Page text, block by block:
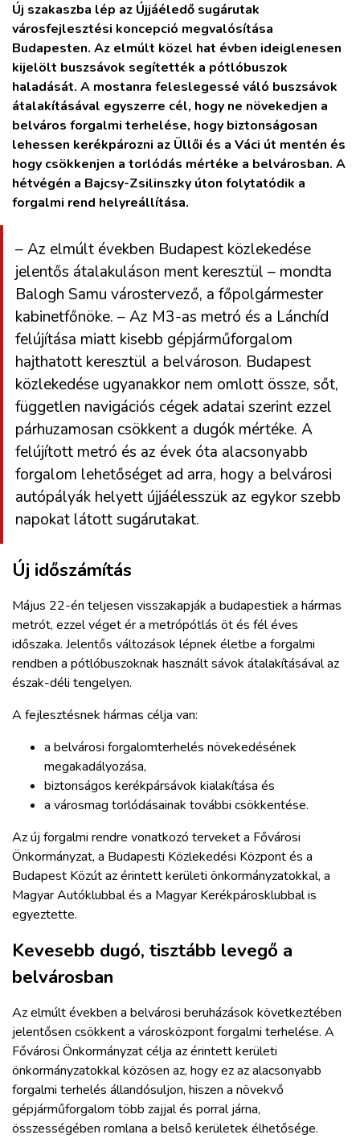
BELÉPÉS
REGISZTRÁCIÓ
Új szakaszba lép az Újjáéledő sugárutak
városfejlesztési koncepció megvalósítása
Budapesten. Az elmúlt közel hat évben ideiglenesen
kijelölt buszsávok segítették a pótlóbuszok
haladását. A mostanra feleslegessé váló buszsávok
átalakításával egyszerre cél, hogy ne növekedjen a
belváros forgalmi terhelése, hogy biztonságosan
lehessen kerékpározni az Üllői és a Váci út mentén és
hogy csökkenjen a torlódás mértéke a belvárosban. A
hétvégén a Bajcsy-Zsilinszky úton folytatódik a
forgalmi rend helyreállítása.
– Az elmúlt években Budapest közlekedése
jelentős átalakuláson ment keresztül – mondta
Balogh Samu várostervező, a főpolgármester
kabinetfőnöke. – Az M3-as metró és a Lánchíd
felújítása miatt kisebb gépjárműforgalom
hajthatott keresztül a belvároson. Budapest
közlekedése ugyanakkor nem omlott össze, sőt,
független navigációs cégek adatai szerint ezzel
párhuzamosan csökkent a dugók mértéke. A
felújított metró és az évek óta alacsonyabb
forgalom lehetőséget ad arra, hogy a belvárosi
autópályák helyett újjáélesszük az egykor szebb
napokat látott sugárutakat.
Új időszámítás
Május 22-én teljesen visszakapják a budapestiek a hármas
metrót, ezzel véget ér a metrópótlás öt és fél éves
időszaka. Jelentős változások lépnek életbe a forgalmi
rendben a pótlóbuszoknak használt sávok átalakításával az
észak-déli tengelyen.
A fejlesztésnek hármas célja van:
a belvárosi forgalomterhelés növekedésének
megakadályozása,
biztonságos kerékpársávok kialakítása és
a városmag torlódásainak további csökkentése.
Az új forgalmi rendre vonatkozó terveket a Fővárosi
Önkormányzat, a Budapesti Közlekedési Központ és a
Budapest Közút az érintett kerületi önkormányzatokkal, a
Magyar Autóklubbal és a Magyar Kerékpárosklubbal is
egyeztette.
Kevesebb dugó, tisztább levegő a
belvárosban
Az elmúlt években a belvárosi beruházások következtében
jelentősen csökkent a városközpont forgalmi terhelése. A
Fővárosi Önkormányzat célja az érintett kerületi
önkormányzatokkal közösen az, hogy ez az alacsonyabb
forgalmi terhelés állandósuljon, hiszen a növekvő
gépjárműforgalom több zajjal és porral járna,
összességében romlana a belső kerületek élhetősége.